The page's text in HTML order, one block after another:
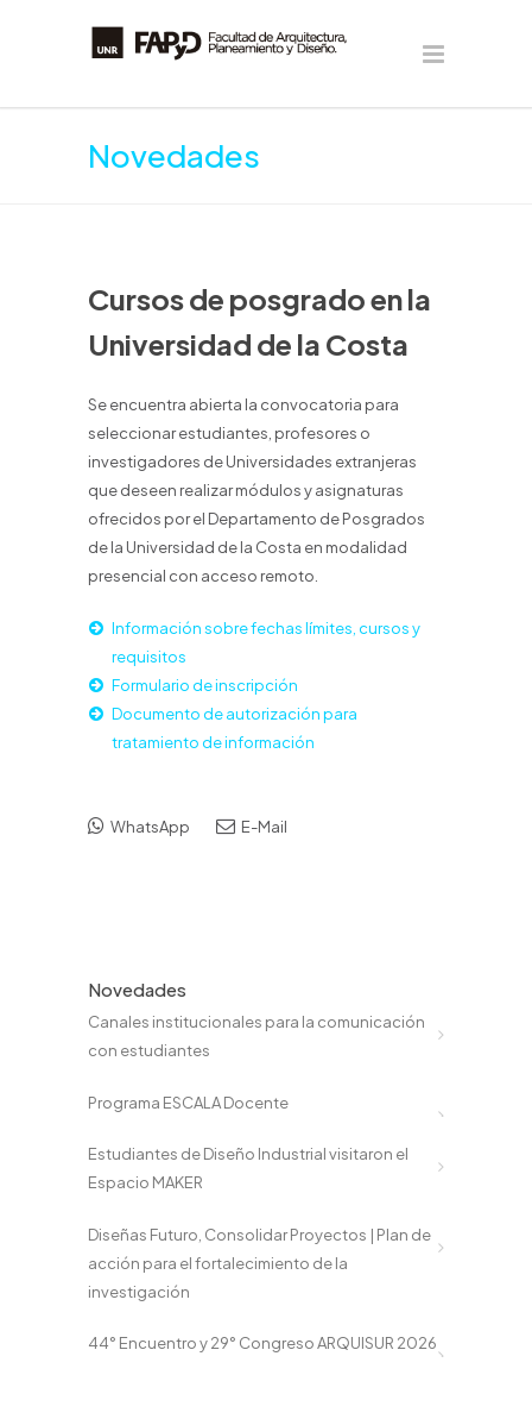
Novedades
Cursos de posgrado en la
Universidad de la Costa
Se encuentra abierta la convocatoria para
seleccionar estudiantes, profesores o
investigadores de Universidades extranjeras
que deseen realizar módulos y asignaturas
ofrecidos por el Departamento de Posgrados
de la Universidad de la Costa en modalidad
presencial con acceso remoto.
Información sobre fechas límites, cursos y
requisitos
Formulario de inscripción
Documento de autorización para
tratamiento de información
WhatsApp E-Mail
Novedades
Canales institucionales para la comunicación
con estudiantes
Programa ESCALA Docente
Estudiantes de Diseño Industrial visitaron el
Espacio MAKER
Diseñas Futuro, Consolidar Proyectos | Plan de
acción para el fortalecimiento de la
investigación
44° Encuentro y 29° Congreso ARQUISUR 2026